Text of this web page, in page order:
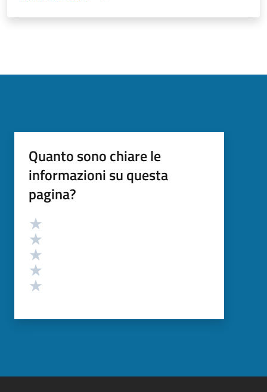
Quanto sono chiare le
informazioni su questa
pagina?
Valutazione